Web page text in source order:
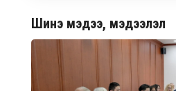
Шинэ мэдээ, мэдээлэл